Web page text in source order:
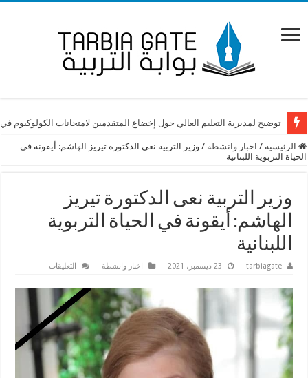
توضيح لمديرية التعليم العالي حول إخضاع المتقدمين لامتحانات الكولوكيوم
الرئيسية / اخبار وانشطة / وزير التربية نعى الدكتورة تيريز الهاشم: أيقونة في
الحياة التربوية اللبنانية
وزير التربية نعى الدكتورة تيريز
الهاشم: أيقونة في الحياة التربوية
اللبنانية
tarbiagate 23 ديسمبر، 2021 اخبار وانشطة التعليقات
الدكتورة
الهاشم:
أيقونة
في
الحياة
التربوية
اللبنانية
مغلقة